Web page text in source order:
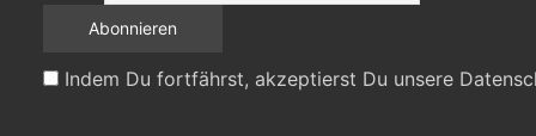
Indem Du fortfährst, akzeptierst Du unsere